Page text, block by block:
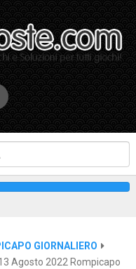
GIORNALIERO
Agosto 2022 Rompicapo